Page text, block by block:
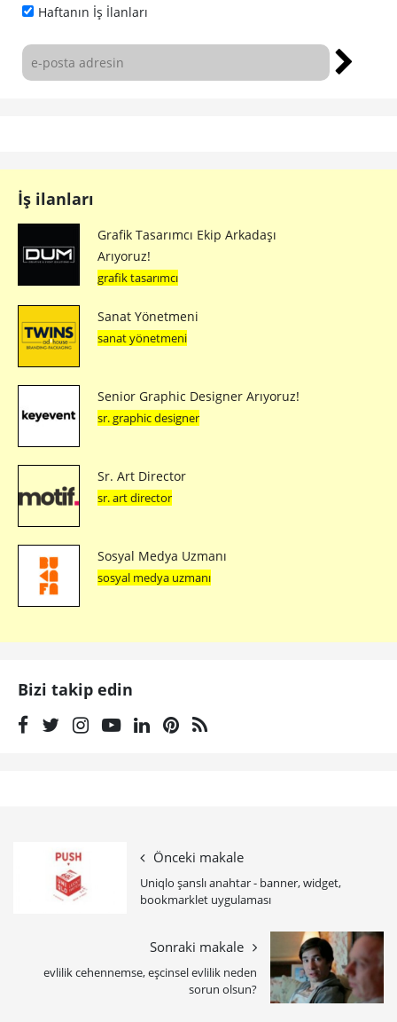
Haftanın İş İlanları
İş ilanları
Grafik Tasarımcı Ekip Arkadaşı
Arıyoruz!
grafik tasarımcı
Sanat Yönetmeni
sanat yönetmeni
Senior Graphic Designer Arıyoruz!
sr. graphic designer
Sr. Art Director
sr. art director
Sosyal Medya Uzmanı
sosyal medya uzmanı
Bizi takip edin
Önceki makale
Uniqlo şanslı anahtar - banner, widget,
bookmarklet uygulaması
Sonraki makale
evlilik cehennemse, eşcinsel evlilik neden
sorun olsun?